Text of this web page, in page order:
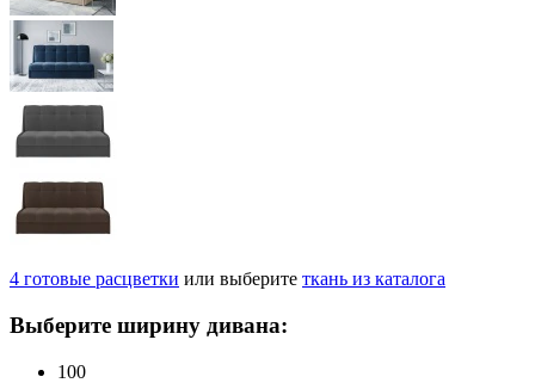
4 готовые расцветки или выберите ткань из каталога
Выберите ширину дивана:
100